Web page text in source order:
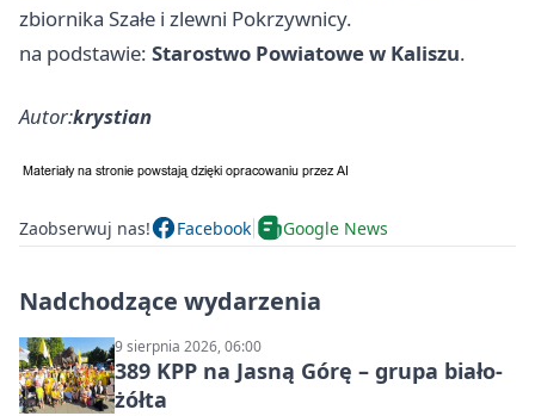
zbiornika Szałe i zlewni Pokrzywnicy.
na podstawie: Starostwo Powiatowe w Kaliszu.
Autor:krystian
Zaobserwuj nas! Facebook Google News
Nadchodzące wydarzenia
9 sierpnia 2026, 06:00
389 KPP na Jasną Górę – grupa biało-
żółta